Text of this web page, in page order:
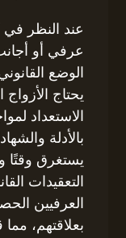
عند النظر
عرفي أو
الوضع
يحتاج
الاستعداد
بالأدلة
يستغرق وقتًا
التعقيدات
العرفيين
بعلاقتهم،